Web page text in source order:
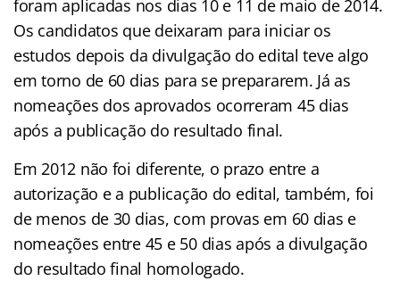
foram aplicadas nos dias 10 e 11 de maio de 2014.
Os candidatos que deixaram para iniciar os
estudos depois da divulgação do edital teve algo
em torno de 60 dias para se prepararem. Já as
nomeações dos aprovados ocorreram 45 dias
após a publicação do resultado final.
Em 2012 não foi diferente, o prazo entre a
autorização e a publicação do edital, também, foi
de menos de 30 dias, com provas em 60 dias e
nomeações entre 45 e 50 dias após a divulgação
do resultado final homologado.